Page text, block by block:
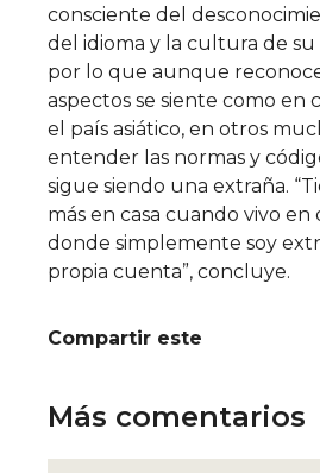
consciente del
del idioma y la cultura de su
por lo que aunque
aspectos se siente como en
el país asiático, en otros
entender las normas y
sigue siendo una extraña.
más en casa cuando vivo en
donde simplemente soy
propia cuenta”, concluye.
Compartir este
Más comentarios